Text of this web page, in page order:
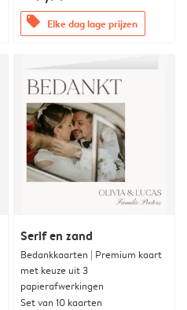
offers Elke dag lage prijzen
Serif en zand
Bedankkaarten | Premium kaart
met keuze uit 3
papierafwerkingen
Set van 10 kaarten